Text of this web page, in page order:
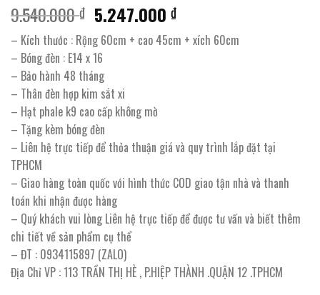
9.540.000₫ Giá
gốc
là:
9.540.000 ₫.
5.247.000₫Giá
hiện
tại
– Kích thước : Rộng 60cm + cao 45cm + xích 60cm
– Bóng đèn : E14 x 16
– Bảo hành 48 tháng
– Thân đèn hợp kim sắt xi
– Hạt phale k9 cao cấp không mờ
– Tặng kèm bóng đèn
– Liên hệ trực tiếp để thỏa thuận giá và quy trình lắp đặt tại
TPHCM
– Giao hàng toàn quốc với hình thức COD giao tận nhà và thanh
toán khi nhận được hàng
– Quý khách vui lòng Liên hệ trực tiếp để được tư vấn và biết thêm
chi tiết về sản phẩm cụ thể
– ĐT : 0934115897 (ZALO)
Địa Chỉ VP : 113 TRẦN THỊ HÈ , P.HIỆP THÀNH .QUẬN 12 .TPHCM